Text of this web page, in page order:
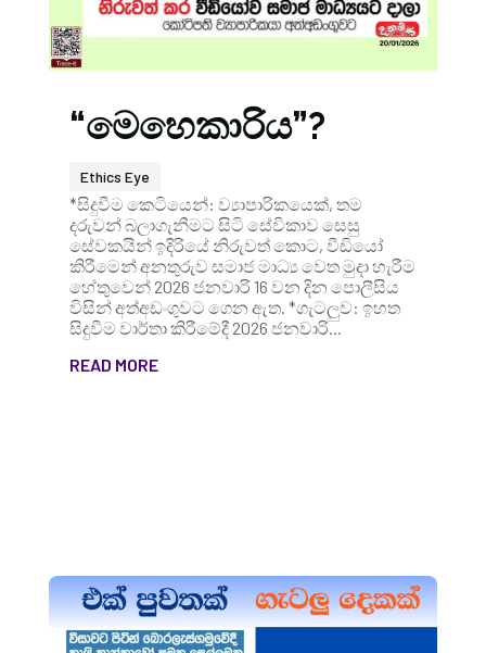
“මෙහෙකාරිය”?
Ethics Eye
*සිදුවීම කෙටියෙන්: ව්‍යාපාරිකයෙක්, තම
දරුවන් බලාගැනීමට සිටි සේවිකාව සෙසු
සේවකයින් ඉදිරියේ නිරුවත් කොට, වීඩියෝ
කිරීමෙන් අනතුරුව සමාජ මාධ්‍ය වෙත මුදා හැරීම
හේතුවෙන් 2026 ජනවාරි 16 වන දින පොලීසිය
විසින් අත්අඩංගුවට ගෙන ඇත. *ගැටලුව: ඉහත
සිදුවීම වාර්තා කිරීමේදී 2026 ජනවාරි...
READ MORE